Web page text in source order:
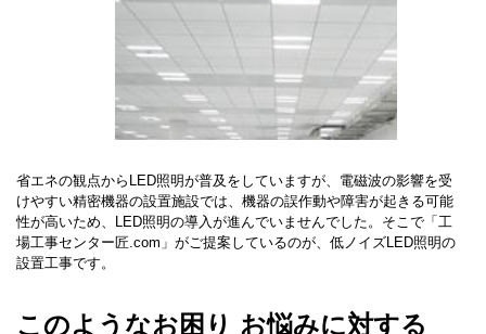
省エネの観点からLED照明が普及をしていますが、電磁波の影響を受
けやすい精密機器の設置施設では、機器の誤作動や障害が起きる可能
性が高いため、LED照明の導入が進んでいませんでした。そこで「工
場工事センター匠.com」がご提案しているのが、低ノイズLED照明の
設置工事です。
このようなお困り お悩みに対する